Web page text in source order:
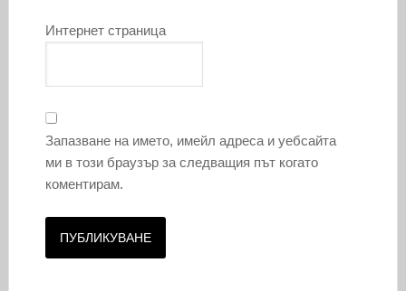
Интернет страница
Запазване на името, имейл адреса и уебсайта
ми в този браузър за следващия път когато
коментирам.